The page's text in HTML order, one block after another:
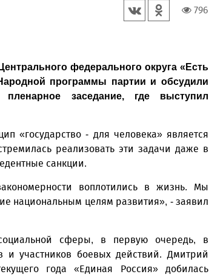
796
федерального округа «Есть
программы партии и обсудили
заседание, где выступил
«государство - для человека» является
реализовать эти задачи даже в
санкции.
воплотились в жизнь. Мы
национальным целям развития», - заявил
сферы, в первую очередь, в
участников боевых действий. Дмитрий
года «Единая Россия» добилась